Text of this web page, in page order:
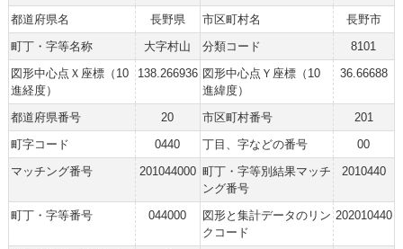
都道府県名
長野県 市区町村名
長野市
町丁・字等名称
大字村山 分類コード
8101
図形中心点Ｘ座標（10
進経度）
138.266936 図形中心点Ｙ座標（10
進緯度）
36.66688
都道府県番号 20 市区町村番号
201
町字コード
0440 丁目、字などの番号
00
マッチング番号
201044000 町丁・字等別結果マッチ
ング番号
2010440
町丁・字等番号 044000
図形と集計データのリン
クコード
202010440